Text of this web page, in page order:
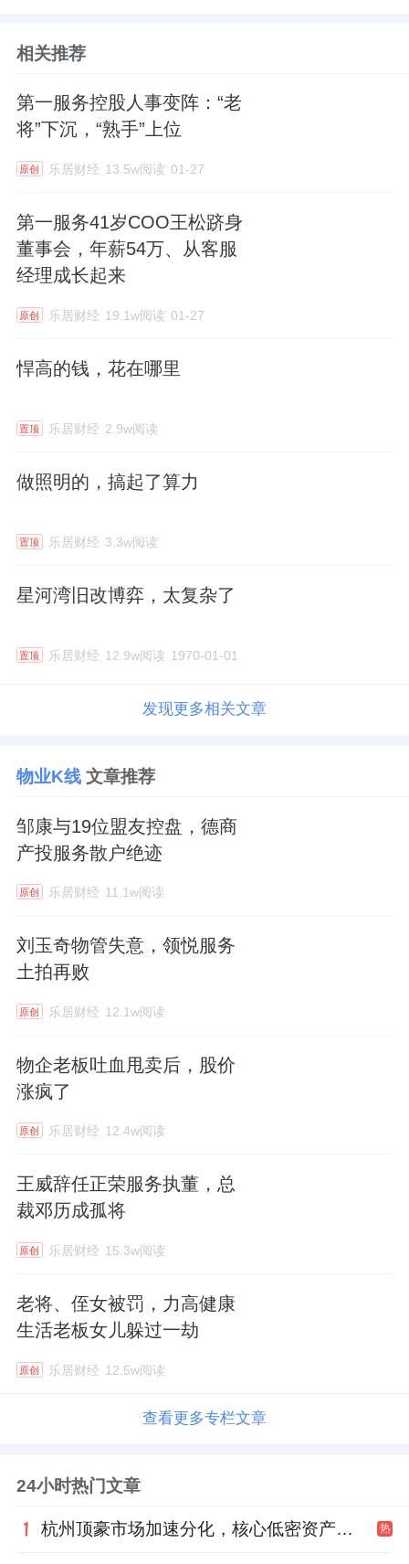
相关推荐
第一服务控股人事变阵：“老
将”下沉，“熟手”上位
原创 乐居财经 13.5w阅读 01-27
第一服务41岁COO王松跻身
董事会，年薪54万、从客服
经理成长起来
原创 乐居财经 19.1w阅读 01-27
悍高的钱，花在哪里
置顶 乐居财经 2.9w阅读
做照明的，搞起了算力
置顶 乐居财经 3.3w阅读
星河湾旧改博弈，太复杂了
置顶 乐居财经 12.9w阅读 1970-01-01
发现更多相关文章
物业K线文章推荐
邹康与19位盟友控盘，德商
产投服务散户绝迹
原创 乐居财经 11.1w阅读
刘玉奇物管失意，领悦服务
土拍再败
原创 乐居财经 12.1w阅读
物企老板吐血甩卖后，股价
涨疯了
原创 乐居财经 12.4w阅读
王威辞任正荣服务执董，总
裁邓历成孤将
原创 乐居财经 15.3w阅读
老将、侄女被罚，力高健康
生活老板女儿躲过一劫
原创 乐居财经 12.5w阅读
查看更多专栏文章
24小时热门文章
杭州顶豪市场加速分化，核心低密资产迎来价值兑现 热